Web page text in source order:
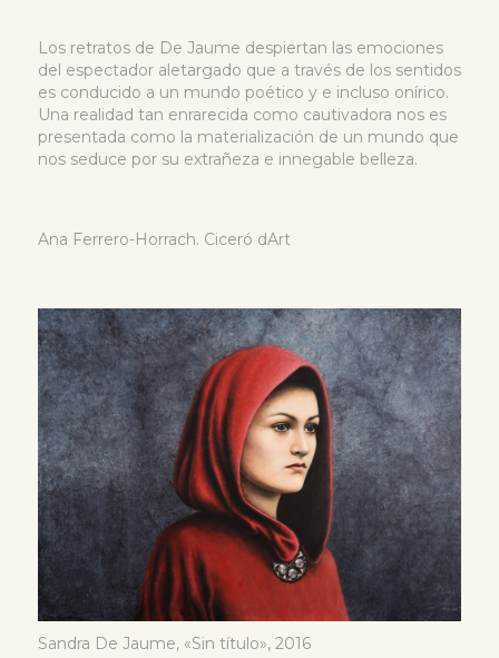
Los retratos de De Jaume despiertan las emociones
del espectador aletargado que a través de los sentidos
es conducido a un mundo poético y e incluso onírico.
Una realidad tan enrarecida como cautivadora nos es
presentada como la materialización de un mundo que
nos seduce por su extrañeza e innegable belleza.
Ana Ferrero-Horrach. Ciceró dArt
Sandra De Jaume, «Sin título», 2016